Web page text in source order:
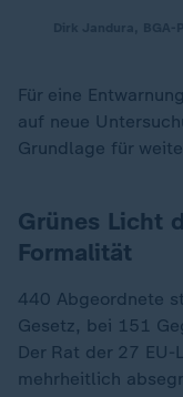
Für eine
auf neue
Grundlage für
Grünes Licht
Formalität
440 Abgeordnete
Gesetz, bei 151
Der Rat der 27 EU-
mehrheitlich